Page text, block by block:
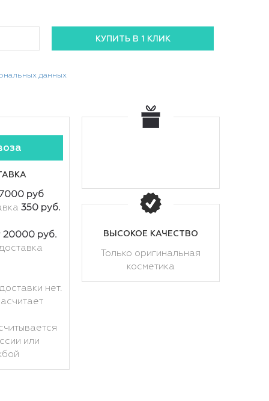
данных
руб
350 руб.
20000 руб.
нет.
или
ВЫСОКОЕ КАЧЕСТВО
Только оригинальная
косметика